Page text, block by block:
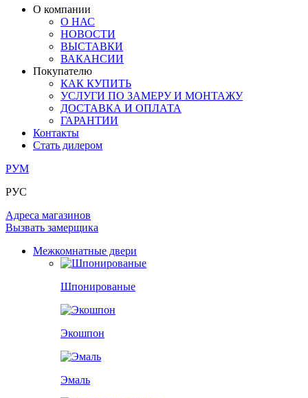
ИЗ МАССИВА ОЛЬХИ
РАСПРОДАЖА ОСТАТКОВ
ВСЕ ДВЕРИ
ПОД ОБОИ И ПОКРАСКУ
РАЗДВИЖНЫЕ ПЕРЕГОРОДКИ
КОМПЛЕКТУЮЩИЕ
ОГРАНИЧИТЕЛИ
ПЕТЛИ
РАЗДВИЖНАЯ СИСТЕМА
СТЕНОВЫЕ ПАНЕЛИ
О компании
О НАС
НОВОСТИ
ВЫСТАВКИ
ВАКАНСИИ
Покупателю
КАК КУПИТЬ
УСЛУГИ ПО ЗАМЕРУ И МОНТАЖУ
ДОСТАВКА И ОПЛАТА
ГАРАНТИИ
Контакты
Стать дилером
РУМ
РУС
Адреса магазинов
Вызвать замерщика
Межкомнатные двери
Шпонированые
Экошпон
Эмаль